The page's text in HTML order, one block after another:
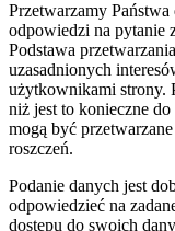
Przetwarzamy
odpowiedzi na pytanie
Podstawa
uzasadnionych
użytkownikami strony.
niż jest to konieczne
mogą być
roszczeń.
Podanie danych jest
odpowiedzieć na
dostępu do swoich